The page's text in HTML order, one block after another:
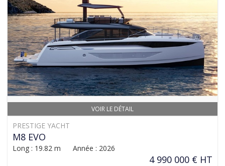
VOIR LE DÉTAIL
PRESTIGE YACHT
M8 EVO
Long : 19.82 m Année : 2026
4 990 000 € HT